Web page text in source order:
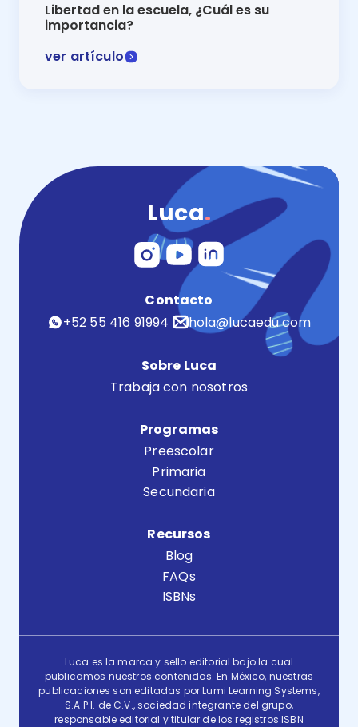
Libertad en la escuela, ¿Cuál es su
importancia?
ver artículo
Luca.
Contacto
+52 55 416 91994
hola@lucaedu.com
Sobre Luca
Trabaja con nosotros
Programas
Preescolar
Primaria
Secundaria
Recursos
Blog
FAQs
ISBNs
Luca es la marca y sello editorial bajo la cual
publicamos nuestros contenidos. En México, nuestras
publicaciones son editadas por Lumi Learning Systems,
S.A.P.I. de C.V., sociedad integrante del grupo,
responsable editorial y titular de los registros ISBN